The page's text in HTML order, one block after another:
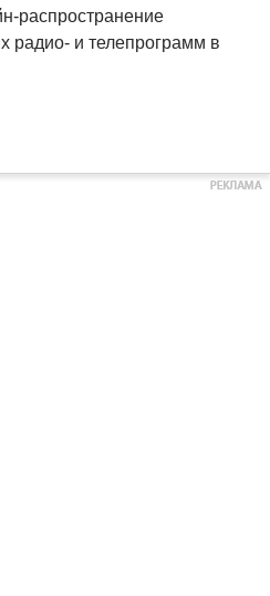
распространение
радио- и телепрограмм в